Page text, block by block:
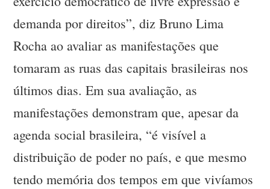
demanda por direitos”, diz Bruno Lima
Rocha ao avaliar as manifestações que
tomaram as ruas das capitais brasileiras nos
últimos dias. Em sua avaliação, as
manifestações demonstram que, apesar da
agenda social brasileira, “é visível a
distribuição de poder no país, e que mesmo
tendo memória dos tempos em que vivíamos